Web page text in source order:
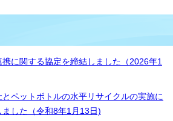
に関する協定を締結しました（2026年1
ペットボトルの水平リサイクルの実施に
した（令和8年1月13日)